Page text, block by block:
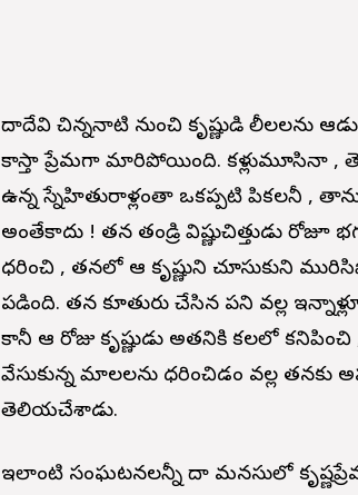
గోదాదేవి చిన్ననాటి నుంచి కృష్ణుడి లీలలను
కాస్తా ప్రేమగా మారిపోయింది. కళ్లుమూసినా ,
ఉన్న స్నేహితురాళ్లంతా ఒకప్పటి గోపికలనీ ,
అంతేకాదు ! తన తండ్రి విష్ణుచిత్తుడు
ధరించి , తనలో ఆ కృష్ణుని చూసుకుని
పడింది. తన కూతురు చేసిన పని వల్ల
కానీ ఆ రోజు కృష్ణుడు అతనికి కలలో
వేసుకున్న మాలలను ధరించిడం వల్ల తనకు
తెలియచేశాడు.
ఇలాంటి సంఘటనలన్నీ గోదా మనసులో